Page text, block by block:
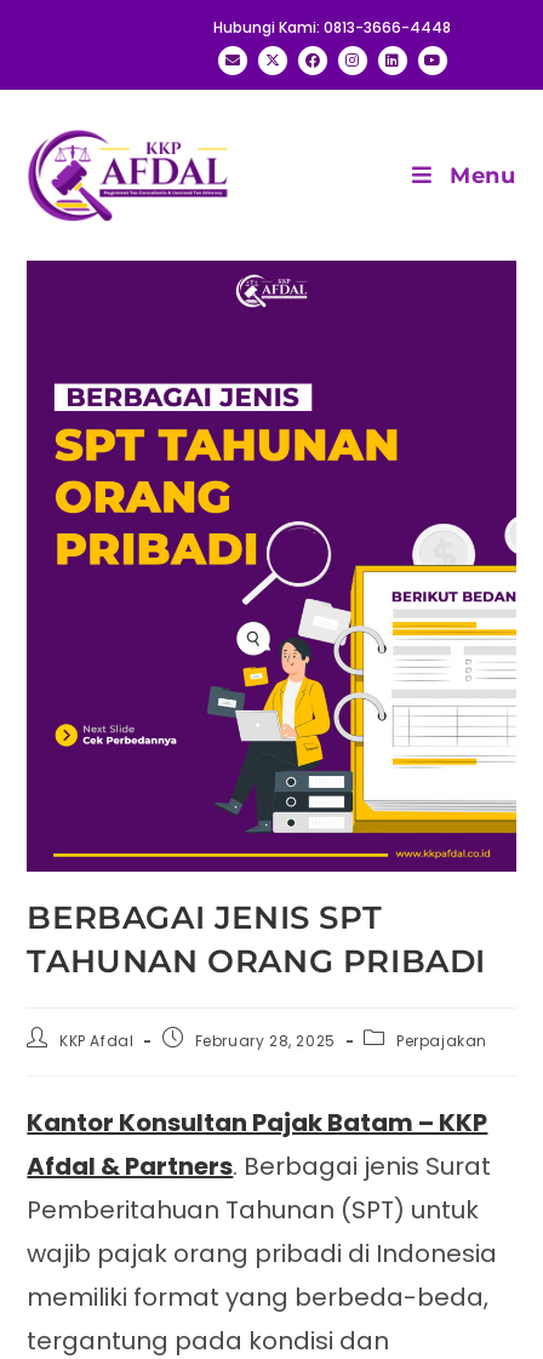
Hubungi Kami: 0813-3666-4448
Menu
BERBAGAI JENIS SPT
TAHUNAN ORANG PRIBADI
KKP Afdal February 28, 2025 Perpajakan
Kantor Konsultan Pajak Batam – KKP
Afdal & Partners. Berbagai jenis Surat
Pemberitahuan Tahunan (SPT) untuk
wajib pajak orang pribadi di Indonesia
memiliki format yang berbeda-beda,
tergantung pada kondisi dan